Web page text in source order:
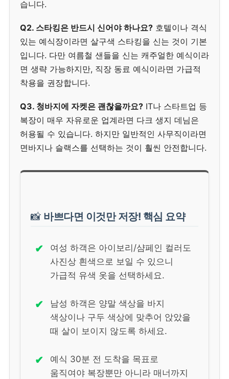
습니다.
Q2. 스타킹은 반드시 신어야 하나요? 호텔이나 격식
있는 예식장이라면 살구색 스타킹을 신는 것이 기본
입니다. 다만 여름철 샌들을 신는 캐주얼한 예식이라
면 생략 가능하지만, 직장 동료 예식이라면 가급적
착용을 권장합니다.
Q3. 청바지에 자켓은 괜찮을까요? IT나 스타트업 등
복장이 매우 자유로운 업계라면 다크 생지 데님은
허용될 수 있습니다. 하지만 일반적인 사무직이라면
면바지나 슬랙스를 선택하는 것이 훨씬 안전합니다.
📸 바쁘다면 이것만 저장! 핵심 요약
✔
여성 하객은 아이보리/샴페인 컬러도
사진상 흰색으로 보일 수 있으니
가급적 유색 옷을 선택하세요.
✔
남성 하객은 양말 색상을 바지
색상이나 구두 색상에 맞추어 앉았을
때 살이 보이지 않도록 하세요.
✔
예식 30분 전 도착을 목표로
움직여야 복장뿐만 아니라 매너까지